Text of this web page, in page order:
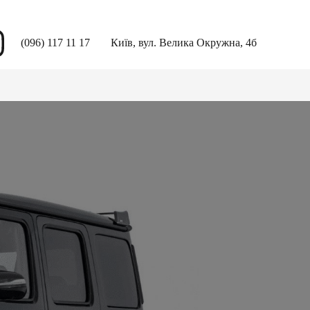
(096) 117 11 17 Київ, вул. Велика Окружна, 4б